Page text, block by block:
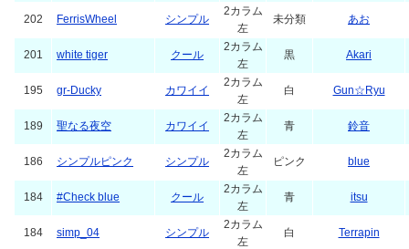
202 FerrisWheel シンプル
2カラム
左
未分類 あお
201 white tiger クール
2カラム
左
黒 Akari
195 gr-Ducky カワイイ
2カラム
左
白 Gun☆Ryu
189 聖なる夜空 カワイイ
2カラム
左
青 鈴音
186 シンプルピンク シンプル
2カラム
左
ピンク blue
184 #Check blue クール
2カラム
左
青 itsu
184 simp_04 シンプル
2カラム
左
白 Terrapin